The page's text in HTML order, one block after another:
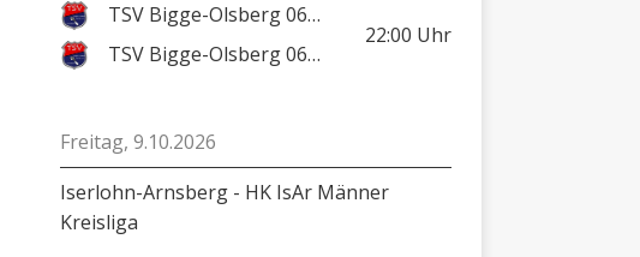
TSV Bigge-Olsberg 06/08
TSV Bigge-Olsberg 06/08 2
22:00 Uhr
Freitag, 9.10.2026
Iserlohn-Arnsberg - HK IsAr Männer
Kreisliga